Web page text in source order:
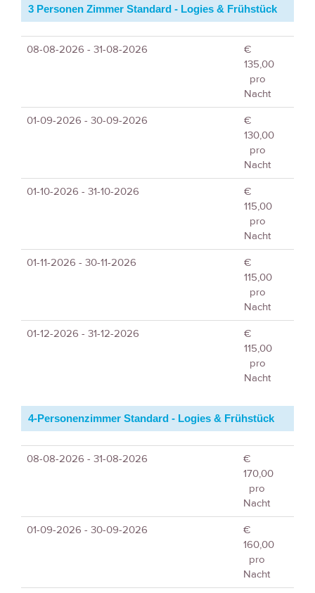
3 Personen Zimmer Standard - Logies & Frühstück
08-08-2026 - 31-08-2026
€
135,00
pro
Nacht
01-09-2026 - 30-09-2026
€
130,00
pro
Nacht
01-10-2026 - 31-10-2026
€
115,00
pro
Nacht
01-11-2026 - 30-11-2026
€
115,00
pro
Nacht
01-12-2026 - 31-12-2026
€
115,00
pro
Nacht
4-Personenzimmer Standard - Logies & Frühstück
08-08-2026 - 31-08-2026
€
170,00
pro
Nacht
01-09-2026 - 30-09-2026
€
160,00
pro
Nacht